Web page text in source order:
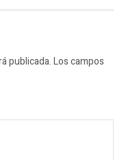
publicada.Los campos